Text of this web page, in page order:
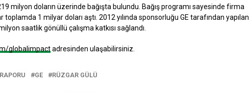
milyon doların üzerinde bağışta bulundu. Bağış programı sayesinde firma
toplamda 1 milyar doları aştı. 2012 yılında sponsorluğu GE tarafından yapılan
saatlik gönüllü çalışma katkısı sağlandı.
globalimpactadresinden ulaşabilirsiniz.
GE RÜZGAR GÜLÜ